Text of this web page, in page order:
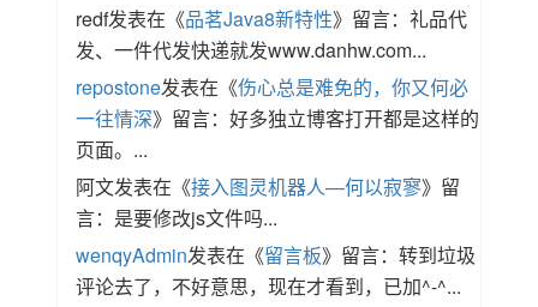
redf发表在《品茗Java8新特性》留言：礼品代
发、一件代发快递就发www.danhw.com...
repostone发表在《伤心总是难免的，你又何必
一往情深》留言：好多独立博客打开都是这样的
页面。...
阿文发表在《接入图灵机器人—何以寂寥》留
言：是要修改js文件吗...
wenqyAdmin发表在《留言板》留言：转到垃圾
评论去了，不好意思，现在才看到，已加^-^...